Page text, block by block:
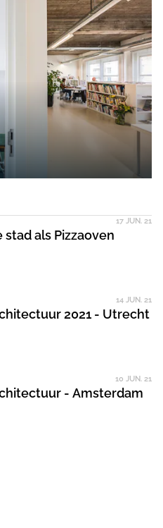
17 JUN. 21
stad als Pizzaoven
14 JUN. 21
Dag van de Architectuur 2021 - Utrecht
10 JUN. 21
- Amsterdam